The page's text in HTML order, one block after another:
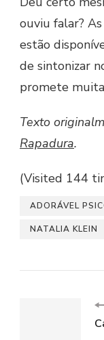
ouviu falar?
estão
de sintonizar
promete
Texto
Rapadura.
(Visited 144
ADORÁVEL
NATALIA KLEIN